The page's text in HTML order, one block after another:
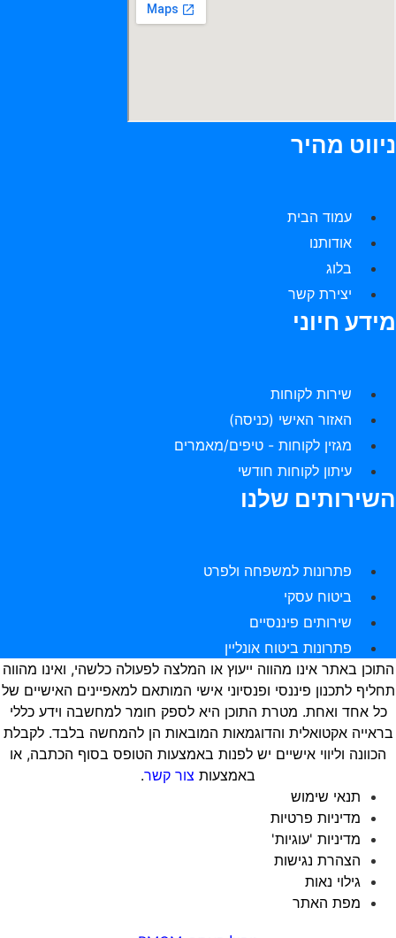
מהיר
עמוד הבית
אודותנו
בלוג
יצירת קשר
חיוני
שירות לקוחות
האזור האישי (כניסה)
מגזין לקוחות - טיפים/מאמרים
עיתון לקוחות חודשי
שלנו
פתרונות למשפחה ולפרט
ביטוח עסקי
שירותים פיננסיים
פתרונות ביטוח אונליין
באתר אינו מהווה ייעוץ או המלצה לפעולה כלשהי, ואינו מהווה
לתכנון פיננסי ופנסיוני אישי המותאם למאפיינים האישיים של
כל אחד ואחת. מטרת התוכן היא לספק חומר למחשבה וידע כללי
בראייה אקטואלית והדוגמאות המובאות הן להמחשה בלבד. לקבלת
הכוונה וליווי אישיים יש לפנות באמצעות הטופס בסוף הכתבה, או
באמצעות צור קשר.
תנאי שימוש
מדיניות פרטיות
מדיניות 'עוגיות'
הצהרת נגישות
גילוי נאות
מפת האתר